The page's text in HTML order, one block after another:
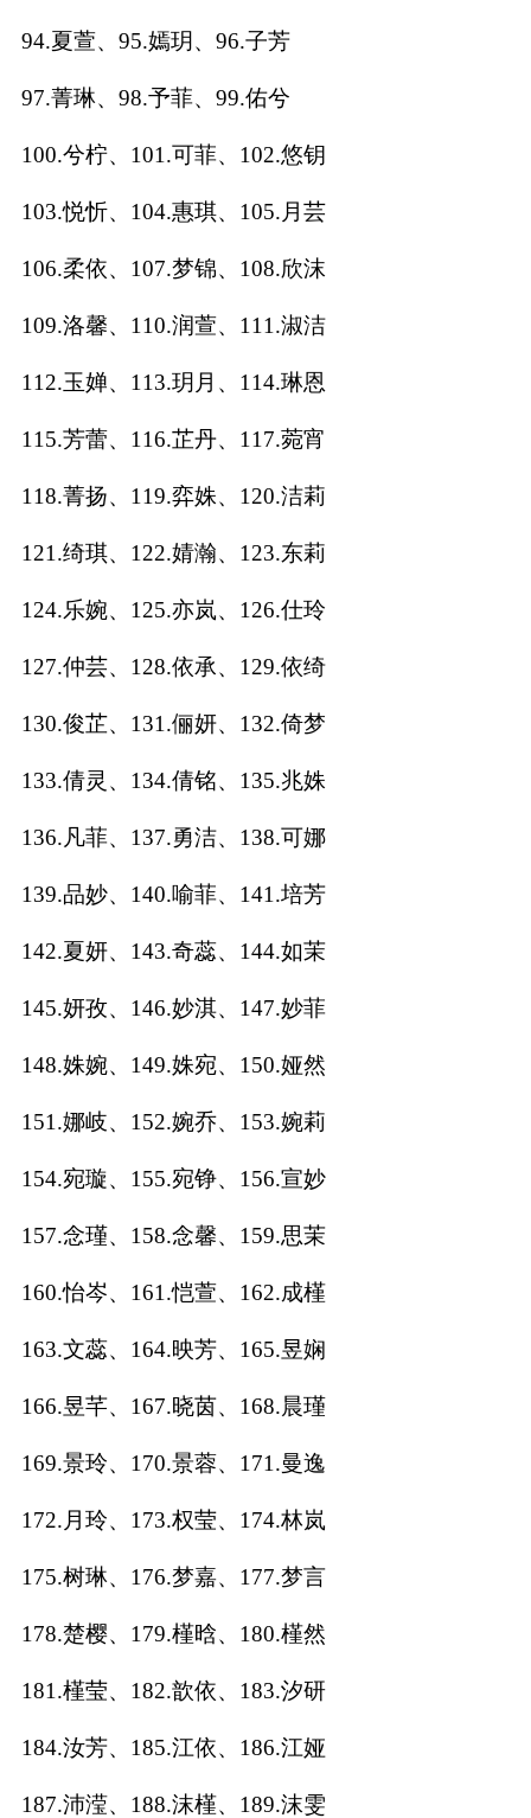
94.夏萱、95.嫣玥、96.子芳
97.菁琳、98.予菲、99.佑兮
100.兮柠、101.可菲、102.悠钥
103.悦忻、104.惠琪、105.月芸
106.柔依、107.梦锦、108.欣沫
109.洛馨、110.润萱、111.淑洁
112.玉婵、113.玥月、114.琳恩
115.芳蕾、116.芷丹、117.菀宵
118.菁扬、119.弈姝、120.洁莉
121.绮琪、122.婧瀚、123.东莉
124.乐婉、125.亦岚、126.仕玲
127.仲芸、128.依承、129.依绮
130.俊芷、131.俪妍、132.倚梦
133.倩灵、134.倩铭、135.兆姝
136.凡菲、137.勇洁、138.可娜
139.品妙、140.喻菲、141.培芳
142.夏妍、143.奇蕊、144.如茉
145.妍孜、146.妙淇、147.妙菲
148.姝婉、149.姝宛、150.娅然
151.娜岐、152.婉乔、153.婉莉
154.宛璇、155.宛铮、156.宣妙
157.念瑾、158.念馨、159.思茉
160.怡岑、161.恺萱、162.成槿
163.文蕊、164.映芳、165.昱娴
166.昱芊、167.晓茵、168.晨瑾
169.景玲、170.景蓉、171.曼逸
172.月玲、173.权莹、174.林岚
175.树琳、176.梦嘉、177.梦言
178.楚樱、179.槿晗、180.槿然
181.槿莹、182.歆依、183.汐研
184.汝芳、185.江依、186.江娅
187.沛滢、188.沫槿、189.沫雯